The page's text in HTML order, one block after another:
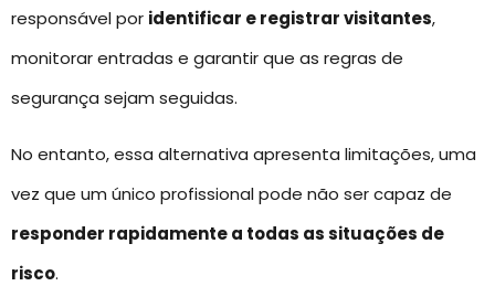
responsável por identificar e registrar visitantes,
monitorar entradas e garantir que as regras de
segurança sejam seguidas.
No entanto, essa alternativa apresenta limitações, uma
vez que um único profissional pode não ser capaz de
responder rapidamente a todas as situações de
risco.